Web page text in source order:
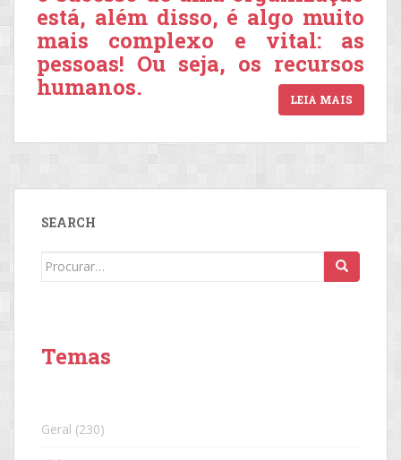
está, além disso, é algo muito
mais complexo e vital: as
pessoas! Ou seja, os recursos
humanos.
LEIA MAIS
SEARCH
Search
Temas
Geral (230)